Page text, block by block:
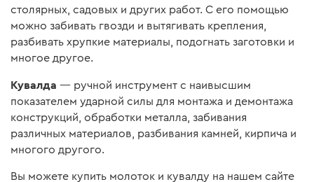
столярных, садовых и других работ. С его помощью
можно забивать гвозди и вытягивать крепления,
разбивать хрупкие материалы, подогнать заготовки и
многое другое.
Кувалда — ручной инструмент с наивысшим
показателем ударной силы для монтажа и демонтажа
конструкций, обработки металла, забивания
различных материалов, разбивания камней, кирпича и
многого другого.
Вы можете купить молоток и кувалду на нашем сайте